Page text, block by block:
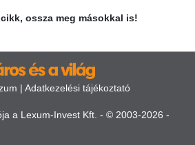
ossza meg másokkal is!
| Adatkezelési tájékoztató
a Lexum-Invest Kft. - © 2003-2026 -